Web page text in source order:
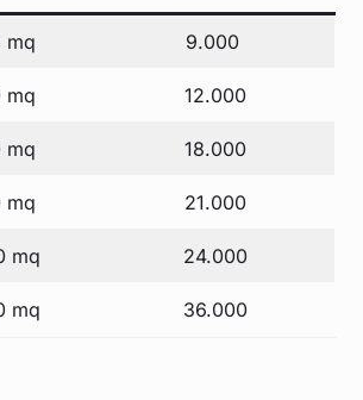
mq 9.000
mq 12.000
mq 18.000
mq 21.000
mq 24.000
mq 36.000